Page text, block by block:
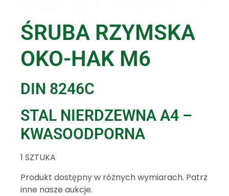
ŚRUBA RZYMSKA
OKO-HAK M6
DIN 8246C
STAL NIERDZEWNA A4 –
KWASOODPORNA
1 SZTUKA
Produkt dostępny w różnych wymiarach. Patrz
inne nasze aukcje.